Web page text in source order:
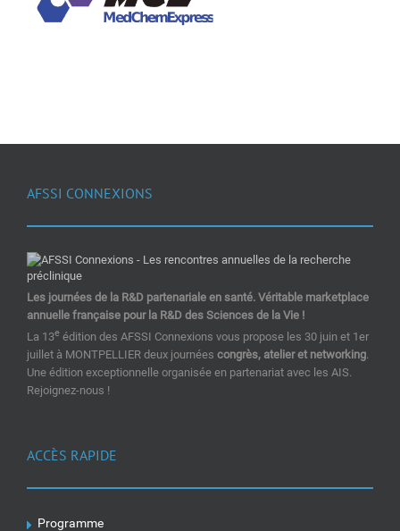
AFSSI CONNEXIONS
Les journées de la R&D partenariale en santé. Véritable marketplace
annuelle française pour la R&D des Sciences de la Vie !
La 13e édition des AFSSI Connexions vous propose les 30 juin et 1er
juillet à MONTPELLIER deux journées congrès, atelier et networking.
Une édition exceptionnelle organisée en partenariat avec les AIS.
Rejoignez-nous !
ACCÈS RAPIDE
Programme